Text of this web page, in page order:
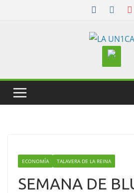
ECONOMÍA TALAVERA DE LA REINA
SEMANA DE